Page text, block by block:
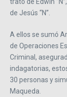
trató de Edwin
de Jesús “N”.
A ellos se sumó
de Operaciones
Criminal,
indagatorias,
30 personas y
Maqueda.